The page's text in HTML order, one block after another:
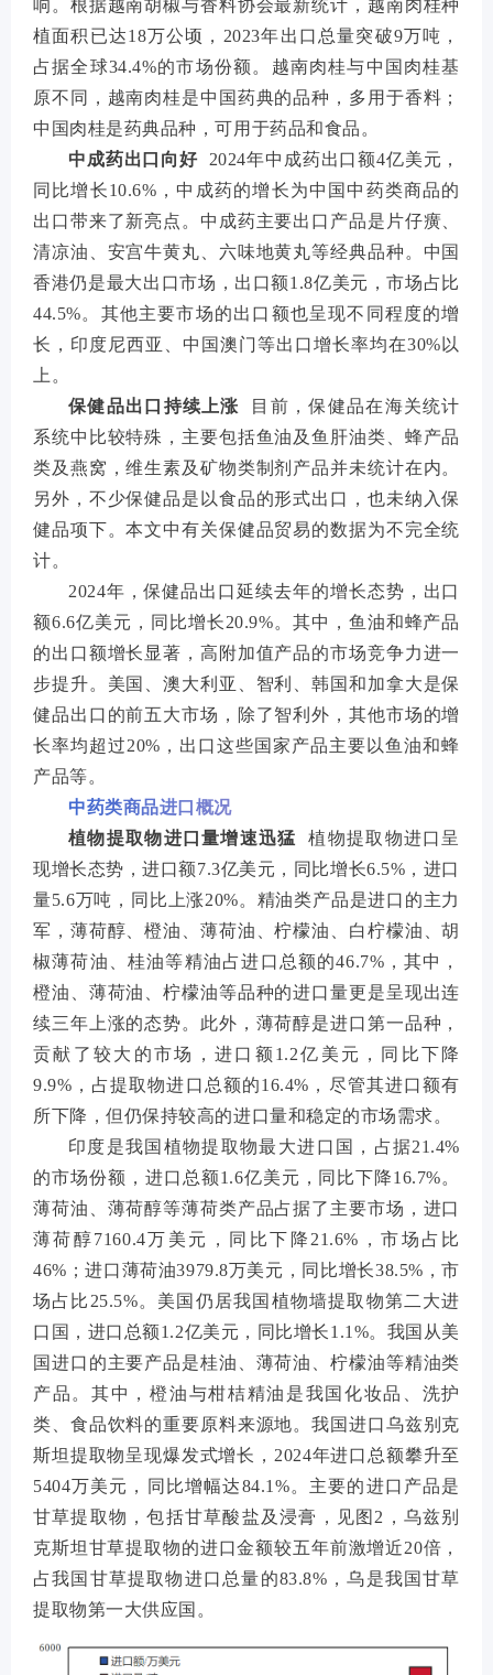
响。根据越南胡椒与香料协会最新统计，越南肉桂种
植面积已达18万公顷，2023年出口总量突破9万吨，
占据全球34.4%的市场份额。越南肉桂与中国肉桂基
原不同，越南肉桂是中国药典的品种，多用于香料；
中国肉桂是药典品种，可用于药品和食品。
中成药出口向好2024年中成药出口额4亿美元，
同比增长10.6%，中成药的增长为中国中药类商品的
出口带来了新亮点。中成药主要出口产品是片仔癀、
清凉油、安宫牛黄丸、六味地黄丸等经典品种。中国
香港仍是最大出口市场，出口额1.8亿美元，市场占比
44.5%。其他主要市场的出口额也呈现不同程度的增
长，印度尼西亚、中国澳门等出口增长率均在30%以
上。
保健品出口持续上涨
目前，保健品在海关统计
系统中比较特殊，主要包括鱼油及鱼肝油类、蜂产品
类及燕窝，维生素及矿物类制剂产品并未统计在内。
另外，不少保健品是以食品的形式出口，也未纳入保
健品项下。本文中有关保健品贸易的数据为不完全统
计。
2024年，保健品出口延续去年的增长态势，出口
额6.6亿美元，同比增长20.9%。其中，鱼油和蜂产品
的出口额增长显著，高附加值产品的市场竞争力进一
步提升。美国、澳大利亚、智利、韩国和加拿大是保
健品出口的前五大市场，除了智利外，其他市场的增
长率均超过20%，出口这些国家产品主要以鱼油和蜂
产品等。
中药类商品进口概况
植物提取物进口量增速迅猛
植物提取物进口呈
现增长态势，进口额7.3亿美元，同比增长6.5%，进口
量5.6万吨，同比上涨20%。精油类产品是进口的主力
军，薄荷醇、橙油、薄荷油、柠檬油、白柠檬油、胡
椒薄荷油、桂油等精油占进口总额的46.7%，其中，
橙油、薄荷油、柠檬油等品种的进口量更是呈现出连
续三年上涨的态势。此外，薄荷醇是进口第一品种，
贡献了较大的市场，进口额1.2亿美元，同比下降
9.9%，占提取物进口总额的16.4%，尽管其进口额有
所下降，但仍保持较高的进口量和稳定的市场需求。
印度是我国植物提取物最大进口国，占据21.4%
的市场份额，进口总额1.6亿美元，同比下降16.7%。
薄荷油、薄荷醇等薄荷类产品占据了主要市场，进口
薄荷醇7160.4万美元，同比下降21.6%，市场占比
46%；进口薄荷油3979.8万美元，同比增长38.5%，市
场占比25.5%。美国仍居我国植物墙提取物第二大进
口国，进口总额1.2亿美元，同比增长1.1%。我国从美
国进口的主要产品是桂油、薄荷油、柠檬油等精油类
产品。其中，橙油与柑桔精油是我国化妆品、洗护
类、食品饮料的重要原料来源地。我国进口乌兹别克
斯坦提取物呈现爆发式增长，2024年进口总额攀升至
5404万美元，同比增幅达84.1%。主要的进口产品是
甘草提取物，包括甘草酸盐及浸膏，见图2，乌兹别
克斯坦甘草提取物的进口金额较五年前激增近20倍，
占我国甘草提取物进口总量的83.8%，乌是我国甘草
提取物第一大供应国。